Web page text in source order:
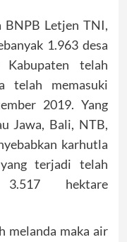
BNPB Letjen TNI,
1.963 desa
telah
telah memasuki
2019. Yang
Jawa, Bali, NTB,
karhutla
terjadi telah
3.517 hektare
melanda maka air